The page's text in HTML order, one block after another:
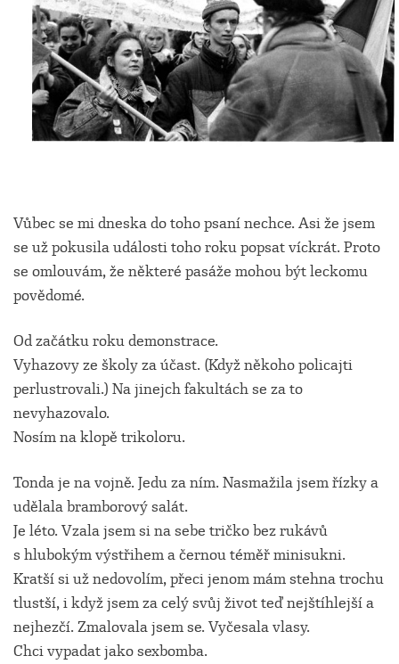
Vůbec se mi dneska do toho psaní nechce. Asi že jsem
se už pokusila události toho roku popsat víckrát. Proto
se omlouvám, že některé pasáže mohou být leckomu
povědomé.
Od začátku roku demonstrace.
Vyhazovy ze školy za účast. (Když někoho policajti
perlustrovali.) Na jinejch fakultách se za to
nevyhazovalo.
Nosím na klopě trikoloru.
Tonda je na vojně. Jedu za ním. Nasmažila jsem řízky a
udělala bramborový salát.
Je léto. Vzala jsem si na sebe tričko bez rukávů
s hlubokým výstřihem a černou téměř minisukni.
Kratší si už nedovolím, přeci jenom mám stehna trochu
tlustší, i když jsem za celý svůj život teď nejštíhlejší a
nejhezčí. Zmalovala jsem se. Vyčesala vlasy.
Chci vypadat jako sexbomba.